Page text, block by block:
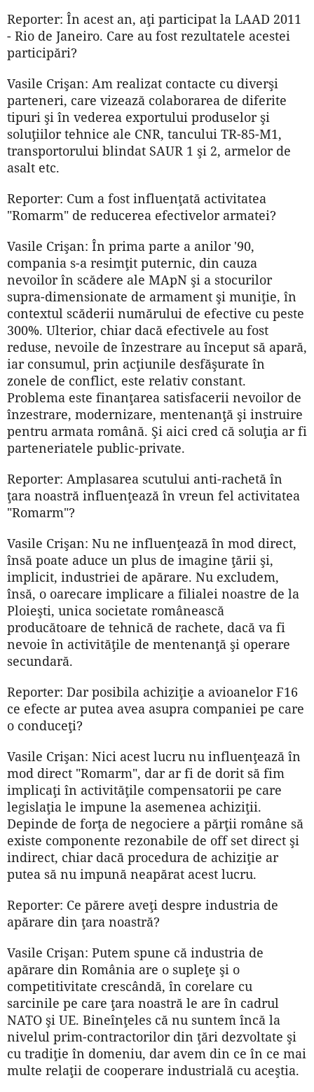
Reporter: În acest an, aţi participat la LAAD 2011
- Rio de Janeiro. Care au fost rezultatele acestei
participări?
Vasile Crişan: Am realizat contacte cu diverşi
parteneri, care vizează colaborarea de diferite
tipuri şi în vederea exportului produselor şi
soluţiilor tehnice ale CNR, tancului TR-85-M1,
transportorului blindat SAUR 1 şi 2, armelor de
asalt etc.
Reporter: Cum a fost influenţată activitatea
"Romarm" de reducerea efectivelor armatei?
Vasile Crişan: În prima parte a anilor '90,
compania s-a resimţit puternic, din cauza
nevoilor în scădere ale MApN şi a stocurilor
supra-dimensionate de armament şi muniţie, în
contextul scăderii numărului de efective cu peste
300%. Ulterior, chiar dacă efectivele au fost
reduse, nevoile de înzes­trare au început să apară,
iar consumul, prin acţiunile desfăşurate în
zonele de conflict, este relativ con­stant.
Problema este finanţarea satisfacerii nevoilor de
înzestrare, modernizare, mentenanţă şi instruire
pentru armata română. Şi aici cred că soluţia ar fi
parteneriatele public-private.
Reporter: Amplasarea scutului anti-rachetă în
ţara noastră influenţea­ză în vreun fel activitatea
"Romarm"?
Vasile Crişan: Nu ne influenţează în mod direct,
însă poate aduce un plus de imagine ţării şi,
implicit, industriei de apărare. Nu excludem,
însă, o oarecare implicare a filialei noastre de la
Ploieşti, unica societate românească
producătoare de tehnică de rachete, dacă va fi
nevoie în activităţile de mentenanţă şi operare
secundară.
Reporter: Dar posibila achiziţie a avioanelor F16
ce efecte ar putea avea asupra companiei pe care
o conduceţi?
Vasile Crişan: Nici acest lucru nu influenţează în
mod direct "Romarm", dar ar fi de dorit să fim
implicaţi în activităţile compensatorii pe care
legislaţia le impune la asemenea achiziţii.
Depinde de forţa de negociere a părţii române să
existe componente rezonabile de off set direct şi
indirect, chiar dacă procedura de achiziţie ar
putea să nu impună neapărat acest lucru.
Reporter: Ce părere aveţi des­pre industria de
apărare din ţara noastră?
Vasile Crişan: Putem spune că industria de
apărare din România are o supleţe şi o
competitivitate crescândă, în corelare cu
sarcinile pe care ţara noastră le are în cadrul
NATO şi UE. Bineînţeles că nu suntem încă la
nivelul prim-contractorilor din ţări dezvoltate şi
cu tradiţie în domeniu, dar avem din ce în ce mai
multe relaţii de cooperare industrială cu aceştia.